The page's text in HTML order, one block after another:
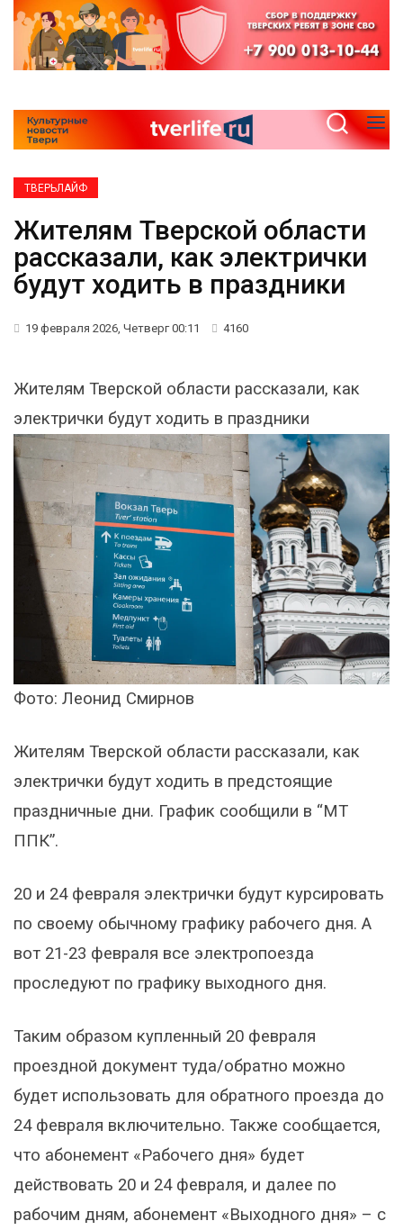
ТВЕРЬЛАЙФ
Жителям Тверской области
рассказали, как электрички
будут ходить в праздники
19 февраля 2026, Четверг 00:11 4160
Жителям Тверской области рассказали, как
электрички будут ходить в праздники
Фото: Леонид Смирнов
Жителям Тверской области рассказали, как
электрички будут ходить в предстоящие
праздничные дни. График сообщили в “МТ
ППК”.
20 и 24 февраля электрички будут курсировать
по своему обычному графику рабочего дня. А
вот 21-23 февраля все электропоезда
проследуют по графику выходного дня.
Таким образом купленный 20 февраля
проездной документ туда/обратно можно
будет использовать для обратного проезда до
24 февраля включительно. Также сообщается,
что абонемент «Рабочего дня» будет
действовать 20 и 24 февраля, и далее по
рабочим дням, абонемент «Выходного дня» – с